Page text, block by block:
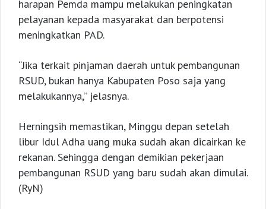
harapan Pemda mampu melakukan peningkatan
pelayanan kepada masyarakat dan berpotensi
meningkatkan PAD.
“Jika terkait pinjaman daerah untuk pembangunan
RSUD, bukan hanya Kabupaten Poso saja yang
melakukannya,” jelasnya.
Herningsih memastikan, Minggu depan setelah
libur Idul Adha uang muka sudah akan dicairkan ke
rekanan. Sehingga dengan demikian pekerjaan
pembangunan RSUD yang baru sudah akan dimulai.
(RyN)